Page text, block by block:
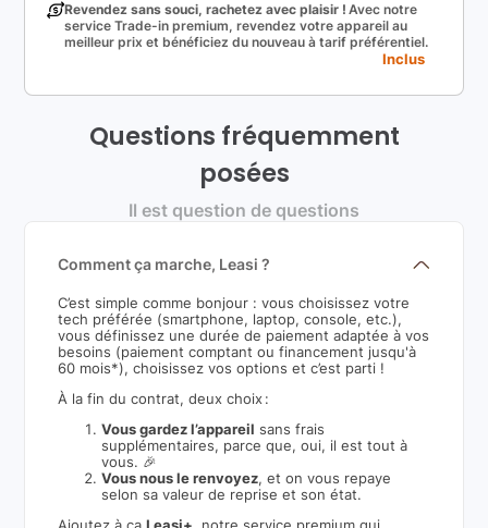
Revendez sans souci, rachetez avec plaisir ! Avec notre
service Trade-in premium, revendez votre appareil au
meilleur prix et bénéficiez du nouveau à tarif préférentiel.
Inclus
Questions fréquemment
posées
Il est question de questions
Comment ça marche, Leasi ?
C’est simple comme bonjour : vous choisissez votre
tech préférée (smartphone, laptop, console, etc.),
vous définissez une durée de paiement adaptée à vos
besoins (paiement comptant ou financement jusqu'à
60 mois*), choisissez vos options et c’est parti !
À la fin du contrat, deux choix :
Vous gardez l’appareil sans frais
supplémentaires, parce que, oui, il est tout à
vous. 🎉
Vous nous le renvoyez, et on vous repaye
selon sa valeur de reprise et son état.